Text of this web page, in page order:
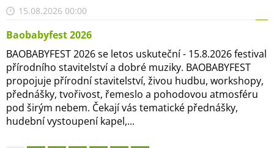
15.08.2026 00:00
Baobabyfest 2026
BAOBABYFEST 2026 se letos uskuteční - 15.8.2026 festival
přírodního stavitelství a dobré muziky. BAOBABYFEST
propojuje přírodní stavitelství, živou hudbu, workshopy,
přednášky, tvořivost, řemeslo a pohodovou atmosféru
pod širým nebem. Čekají vás tematické přednášky,
hudební vystoupení kapel,...